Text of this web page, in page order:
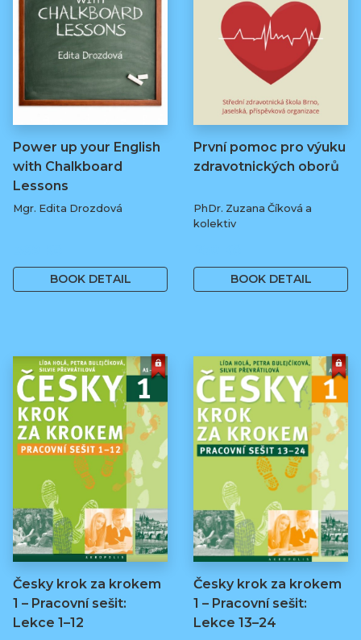
Power up your English
with Chalkboard
Lessons
Mgr. Edita Drozdová
BOOK DETAIL
První pomoc pro výuku
zdravotnických oborů
PhDr. Zuzana Číková a
kolektiv
BOOK DETAIL
Česky krok za krokem
1 – Pracovní sešit:
Lekce 1–12
Česky krok za krokem
1 – Pracovní sešit:
Lekce 13–24